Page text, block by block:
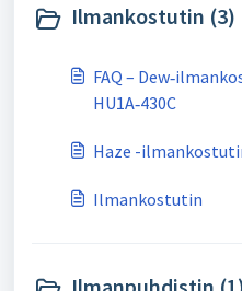
Ilmankostutin (3)
FAQ –
HU1A‑430C
Haze -
Ilmankostutin